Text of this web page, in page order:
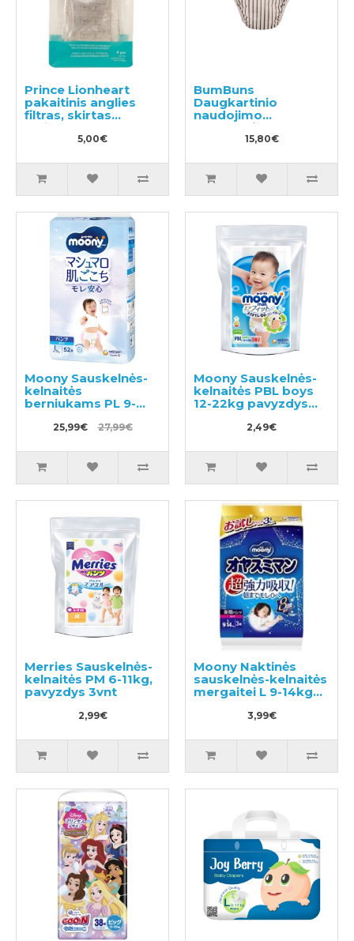
Prince Lionheart
pakaitinis anglies
filtras, skirtas
Twist'R 2vnt
5,00€
BumBuns
Daugkartinio
naudojimo
sauskelnės
plaukimui ir tualeto
15,80€
Moony Sauskelnės-
kelnaitės
berniukams PL 9-
25,99€ 27,99€
Moony Sauskelnės-
kelnaitės PBL boys
12-22kg pavyzdys
2,49€
Merries Sauskelnės-
kelnaitės PM 6-11kg,
pavyzdys 3vnt
2,99€
Moony Naktinės
sauskelnės-kelnaitės
mergaitei L 9-14kg
3,99€